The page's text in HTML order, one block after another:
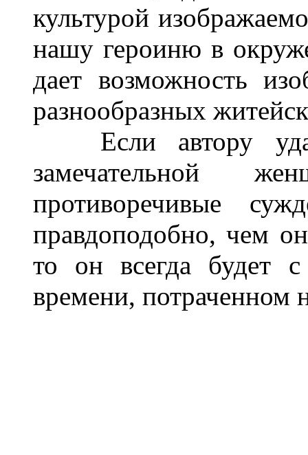
культурой
нашу героиню в
дает возможность
разнообразных
Если автору
замечательной
противоречивые
правдоподобно, чем
то он всегда будет с
времени, потраченном